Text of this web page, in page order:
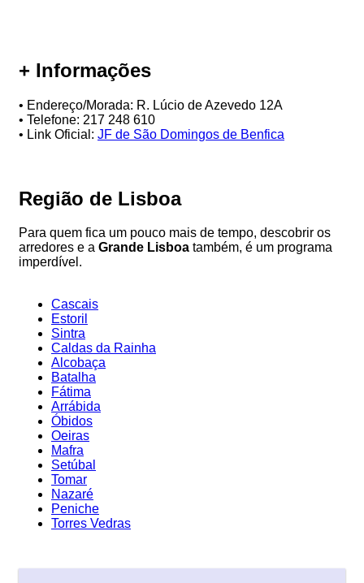
+ Informações
• Endereço/Morada: R. Lúcio de Azevedo 12A
• Telefone: 217 248 610
• Link Oficial: JF de São Domingos de Benfica
Região de Lisboa
Para quem fica um pouco mais de tempo, descobrir os
arredores e a Grande Lisboa também, é um programa
imperdível.
Cascais
Estoril
Sintra
Caldas da Rainha
Alcobaça
Batalha
Fátima
Arrábida
Óbidos
Oeiras
Mafra
Setúbal
Tomar
Nazaré
Peniche
Torres Vedras